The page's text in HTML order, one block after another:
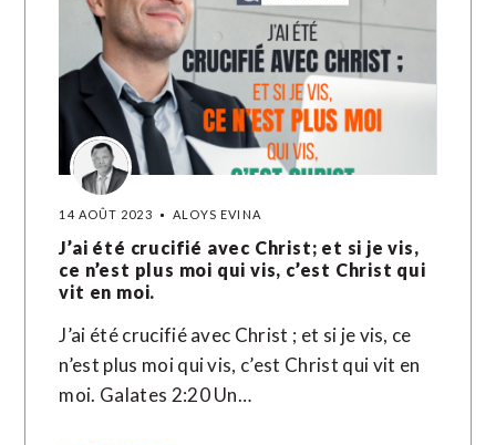
14 AOÛT 2023 ALOYS EVINA
J’ai été crucifié avec Christ; et si je vis,
ce n’est plus moi qui vis, c’est Christ qui
vit en moi.
J’ai été crucifié avec Christ ; et si je vis, ce
n’est plus moi qui vis, c’est Christ qui vit en
moi. Galates 2:20 Un…